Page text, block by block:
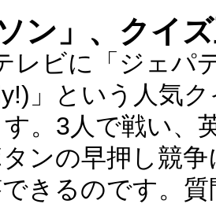
ン」、クイ
レビに「ジェパ
」という人気
。 3人で戦い、
ンの早押し競
きるのです。質